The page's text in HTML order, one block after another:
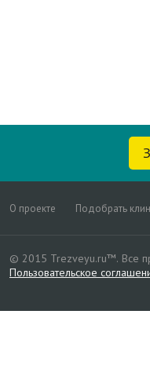
О проекте Подобрать
© 2015 Trezveyu.ru™. Все
Пользовательское